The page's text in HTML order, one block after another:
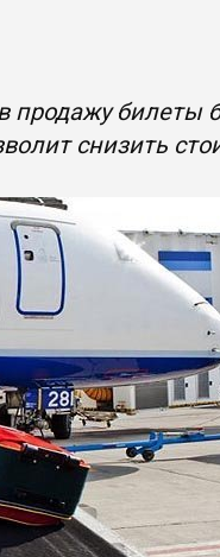
билеты
снизить